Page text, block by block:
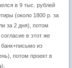
в 9 тыс. рублей
(около 1800 р. за
за 2 дня), потом
в этот же
из
потом проект в